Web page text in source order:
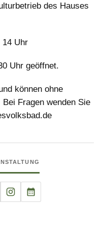
des Hauses
14 Uhr
Uhr geöffnet.
können ohne
Fragen wenden Sie